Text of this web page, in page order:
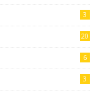
3
20
6
3